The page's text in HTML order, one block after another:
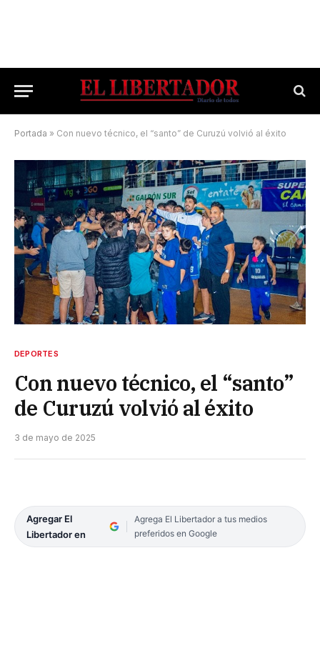
Portada » Con nuevo técnico, el “santo” de Curuzú volvió al éxito
DEPORTES
Con nuevo técnico, el “santo”
de Curuzú volvió al éxito
3 de mayo de 2025
Agregar El
Libertador en
Agrega El Libertador a tus medios
preferidos en Google